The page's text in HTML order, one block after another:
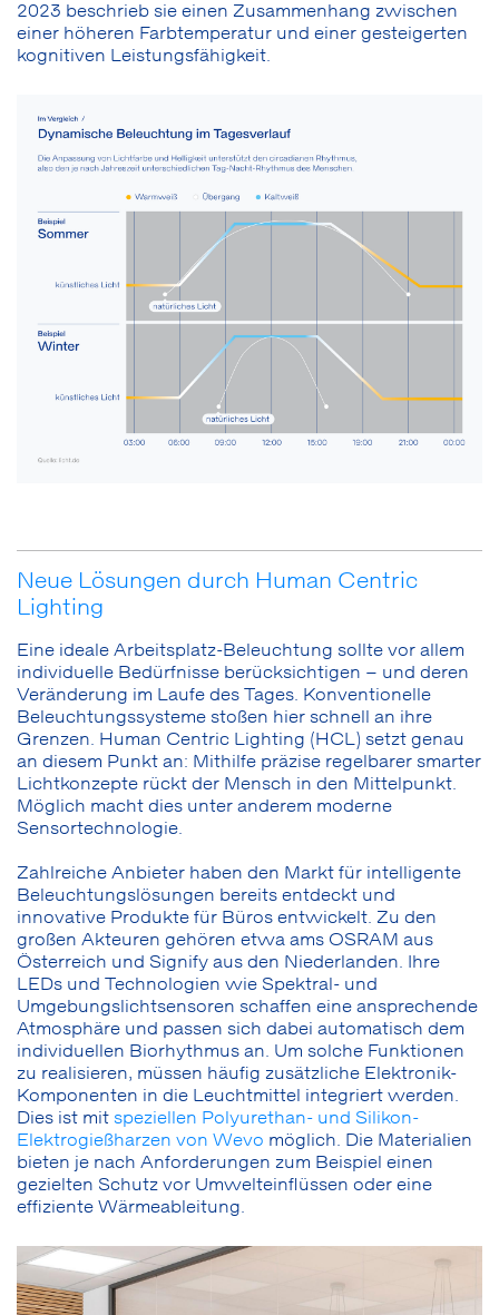
2023 beschrieb sie einen Zusammenhang zwischen
einer höheren Farbtemperatur und einer gesteigerten
kognitiven Leistungsfähigkeit.
Neue Lösungen durch Human Centric
Lighting
Eine ideale Arbeitsplatz-Beleuchtung sollte vor allem
individuelle Bedürfnisse berücksichtigen – und deren
Veränderung im Laufe des Tages. Konventionelle
Beleuchtungssysteme stoßen hier schnell an ihre
Grenzen. Human Centric Lighting (HCL) setzt genau
an diesem Punkt an: Mithilfe präzise regelbarer smarter
Lichtkonzepte rückt der Mensch in den Mittelpunkt.
Möglich macht dies unter anderem moderne
Sensortechnologie.
Zahlreiche Anbieter haben den Markt für intelligente
Beleuchtungslösungen bereits entdeckt und
innovative Produkte für Büros entwickelt. Zu den
großen Akteuren gehören etwa ams OSRAM aus
Österreich und Signify aus den Niederlanden. Ihre
LEDs und Technologien wie Spektral- und
Umgebungslichtsensoren schaffen eine ansprechende
Atmosphäre und passen sich dabei automatisch dem
individuellen Biorhythmus an. Um solche Funktionen
zu realisieren, müssen häufig zusätzliche Elektronik-
Komponenten in die Leuchtmittel integriert werden.
Dies ist mit speziellen Polyurethan- und Silikon-
Elektrogießharzen von Wevo möglich. Die Materialien
bieten je nach Anforderungen zum Beispiel einen
gezielten Schutz vor Umwelteinflüssen oder eine
effiziente Wärmeableitung.